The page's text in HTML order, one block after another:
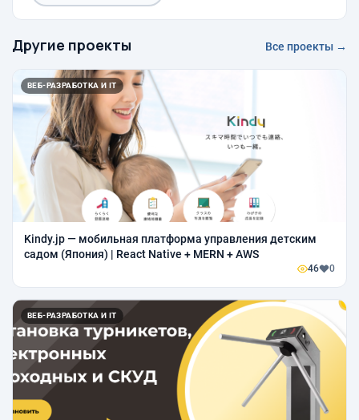
Другие проекты Все проекты →
ВЕБ-РАЗРАБОТКА И IT
Kindy.jp — мобильная платформа управления детским
садом (Япония) | React Native + MERN + AWS
46 0
ВЕБ-РАЗРАБОТКА И IT